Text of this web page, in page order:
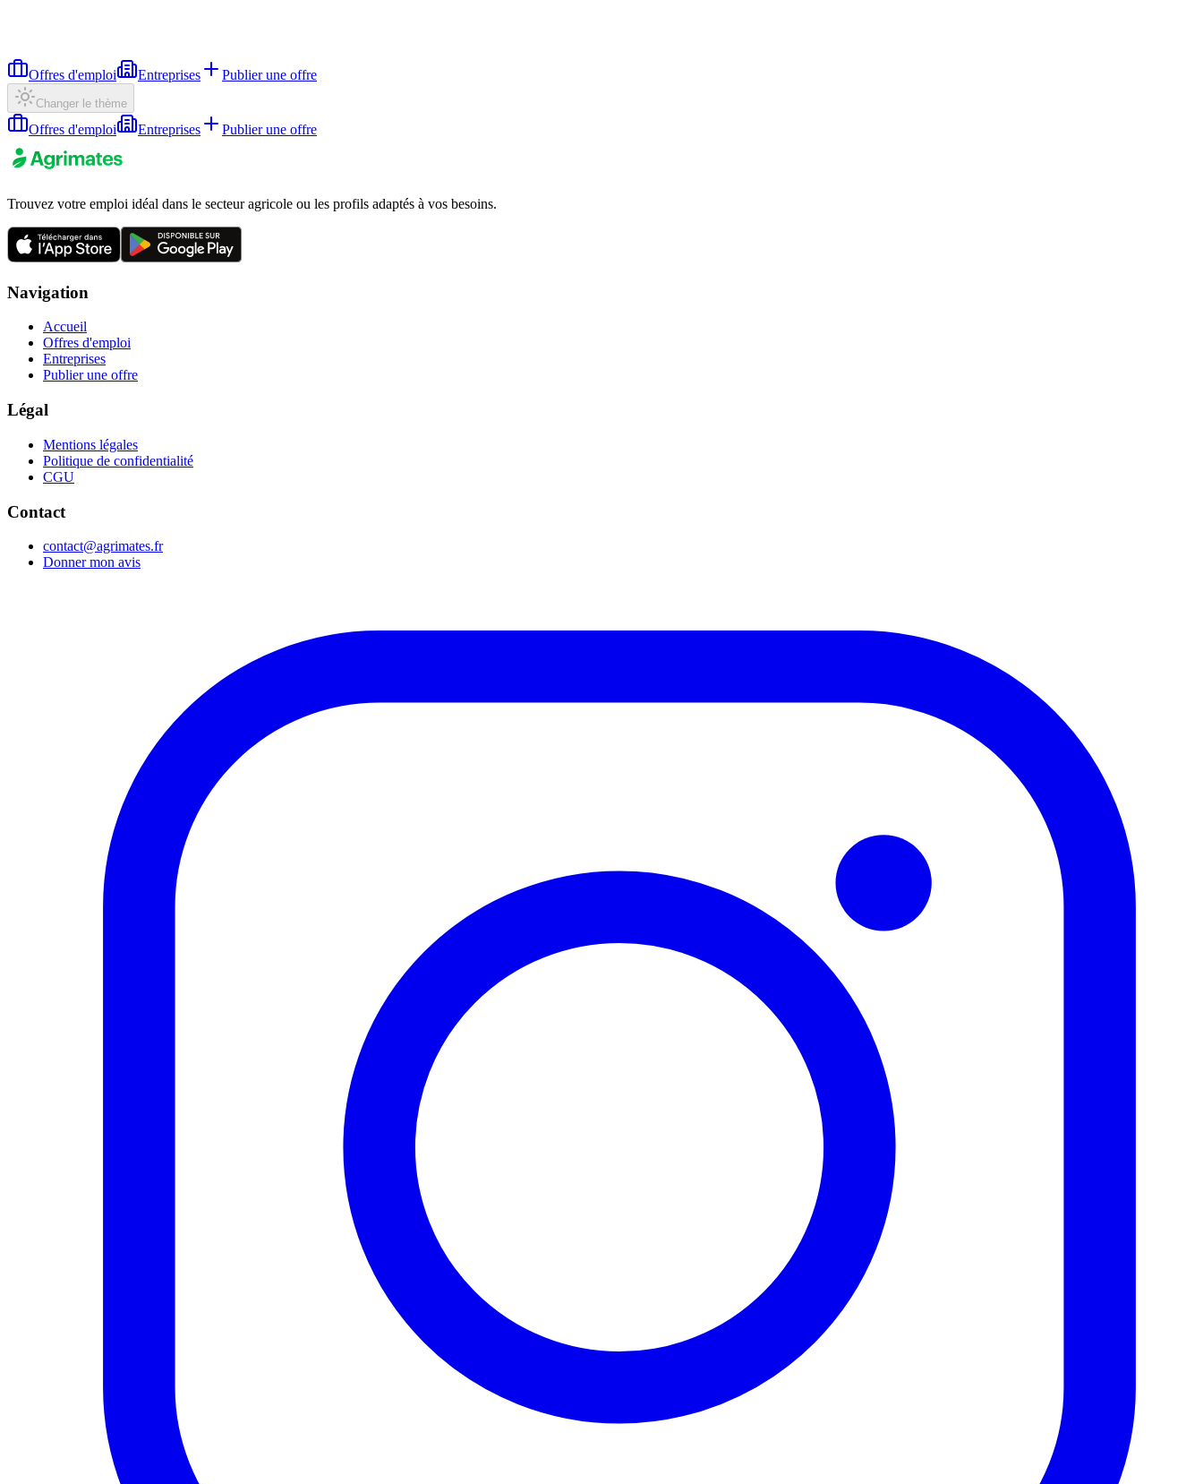
Offres d'emploi Entreprises Publier une offre
Changer le thème
Offres d'emploi Entreprises Publier une offre
Trouvez votre emploi idéal dans le secteur agricole ou les profils adaptés à vos besoins.
Navigation
Accueil
Offres d'emploi
Entreprises
Publier une offre
Légal
Mentions légales
Politique de confidentialité
CGU
Contact
contact@agrimates.fr
Donner mon avis